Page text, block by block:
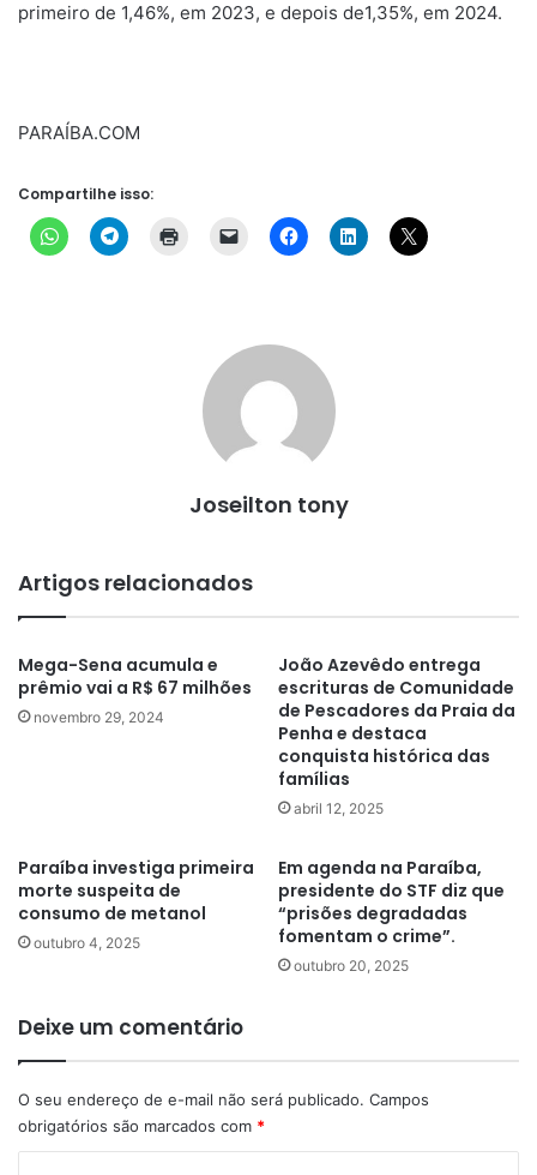
primeiro de 1,46%, em 2023, e depois de1,35%, em 2024.
PARAÍBA.COM
Compartilhe isso:
Joseilton tony
Artigos relacionados
Mega-Sena acumula e
prêmio vai a R$ 67 milhões
novembro 29, 2024
João Azevêdo entrega
escrituras de Comunidade
de Pescadores da Praia da
Penha e destaca
conquista histórica das
famílias
abril 12, 2025
Paraíba investiga primeira
morte suspeita de
consumo de metanol
outubro 4, 2025
Em agenda na Paraíba,
presidente do STF diz que
“prisões degradadas
fomentam o crime”.
outubro 20, 2025
Deixe um comentário
O seu endereço de e-mail não será publicado. Campos
obrigatórios são marcados com *